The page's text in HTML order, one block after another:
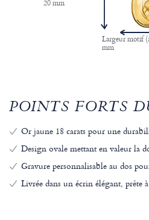
20 mm
Largeur motif
mm
POINTS FORTS
Or jaune 18 carats pour une
Design ovale mettant en valeur la
Gravure personnalisable au dos
Livrée dans un écrin élégant, prête